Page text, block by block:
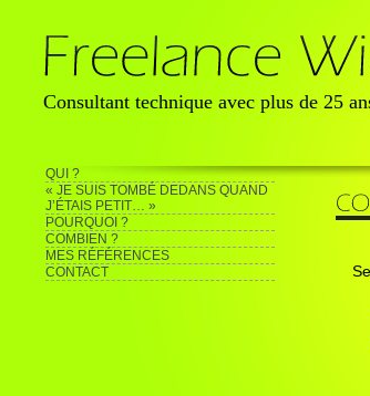
Consultant technique avec plus de 25
QUI ?
« JE SUIS TOMBÉ DEDANS QUAND
J’ÉTAIS PETIT… »
POURQUOI ?
COMBIEN ?
MES RÉFÉRENCES
CONTACT